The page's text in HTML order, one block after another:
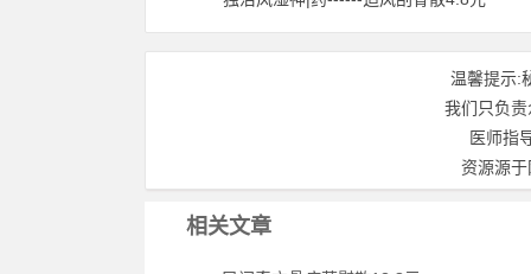
温馨提示:
我们只负
医师指
资源源
相关文章